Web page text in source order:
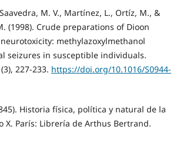
M. V., Martínez, L., Ortíz, M., &
(1998). Crude preparations of Dioon
methylazoxylmethanol
seizures in susceptible individuals.
227-233. https://doi.org/10.1016/S0944-
Historia física, política y natural de la
X. París: Librería de Arthus Bertrand.